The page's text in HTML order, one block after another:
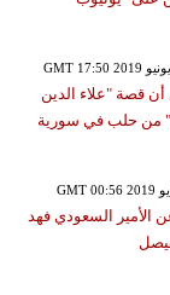
أن قصة "علاء الدين
من حلب في سورية
الأمير السعودي فهد